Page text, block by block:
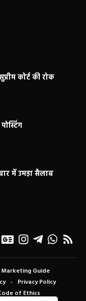
कोर्ट की रोक
में उमड़ा सैलाब
Guide
Privacy Policy
of Ethics